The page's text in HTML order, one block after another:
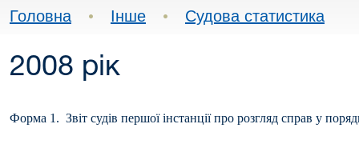
Головна • Інше • Судова статистика
2008 рік
Форма 1. Звіт судів першої інстанції про розгляд справ у